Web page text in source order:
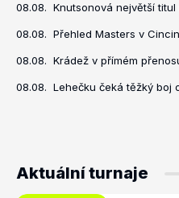
08.08. Knutsonová největší titul
08.08. Přehled Masters v
08.08. Krádež v přímém
08.08. Lehečku čeká těžký boj
Aktuální turnaje